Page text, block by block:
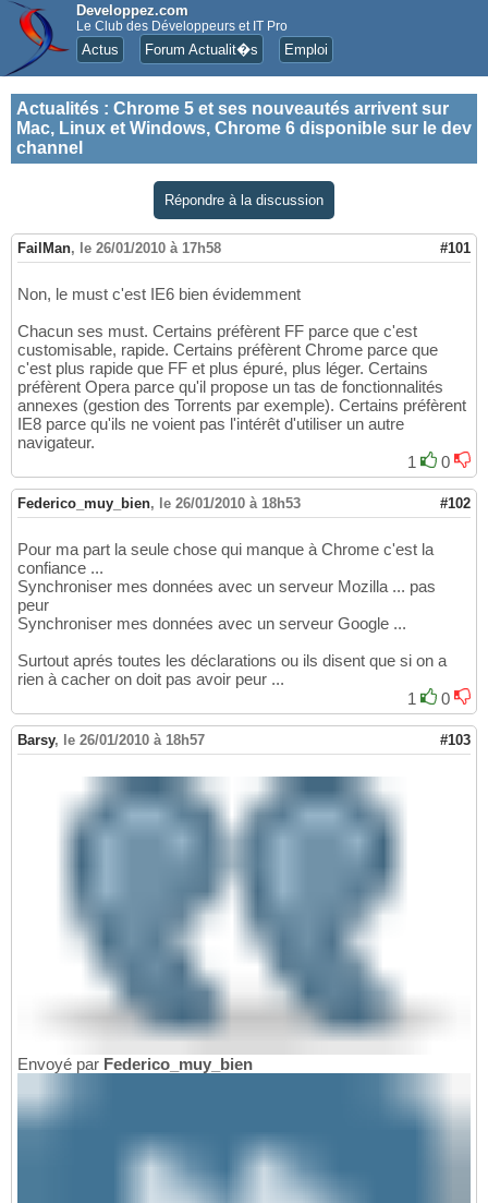
Developpez.com
Le Club des Développeurs et IT Pro
Actus Forum Actualit�s Emploi
Actualités : Chrome 5 et ses nouveautés arrivent sur
Mac, Linux et Windows, Chrome 6 disponible sur le dev
channel
Répondre à la discussion
FailMan, le 26/01/2010 à 17h58 #101
Non, le must c'est IE6 bien évidemment
Chacun ses must. Certains préfèrent FF parce que c'est
customisable, rapide. Certains préfèrent Chrome parce que
c'est plus rapide que FF et plus épuré, plus léger. Certains
préfèrent Opera parce qu'il propose un tas de fonctionnalités
annexes (gestion des Torrents par exemple). Certains préfèrent
IE8 parce qu'ils ne voient pas l'intérêt d'utiliser un autre
navigateur.
1
0
Federico_muy_bien, le 26/01/2010 à 18h53 #102
Pour ma part la seule chose qui manque à Chrome c'est la
confiance ...
Synchroniser mes données avec un serveur Mozilla ... pas
peur
Synchroniser mes données avec un serveur Google ...
Surtout aprés toutes les déclarations ou ils disent que si on a
rien à cacher on doit pas avoir peur ...
1
0
Barsy, le 26/01/2010 à 18h57 #103
Envoyé par Federico_muy_bien